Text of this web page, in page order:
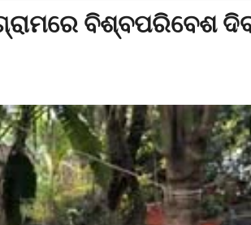
ବିଶ୍ବପରିବେଶ